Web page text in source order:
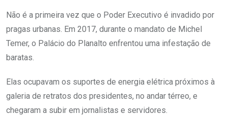
Não é a primeira vez que o Poder Executivo é invadido por
pragas urbanas. Em 2017, durante o mandato de Michel
Temer, o Palácio do Planalto enfrentou uma infestação de
baratas.
Elas ocupavam os suportes de energia elétrica próximos à
galeria de retratos dos presidentes, no andar térreo, e
chegaram a subir em jornalistas e servidores.